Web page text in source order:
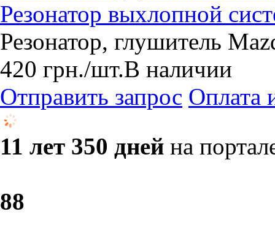
Резонатор выхлопной
Резонатор, глушитель
420 грн./шт.В наличии
Отправить запрос Оплата
11 лет 350 дней на
88